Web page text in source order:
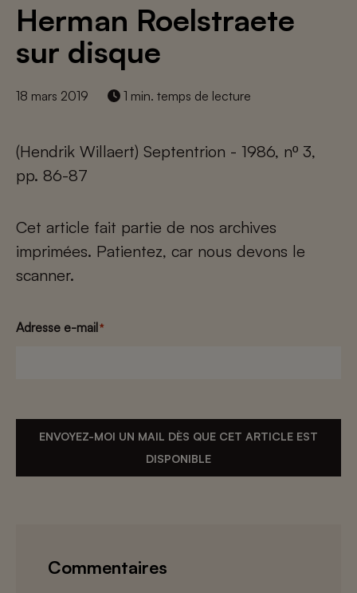
Herman Roelstraete
sur disque
18 mars 2019 1 min. temps de lecture
(Hendrik Willaert) Septentrion - 1986, nº 3,
pp. 86-87
Cet article fait partie de nos archives
imprimées. Patientez, car nous devons le
scanner.
Adresse e-mail*
ENVOYEZ-MOI UN MAIL DÈS QUE CET ARTICLE EST
DISPONIBLE
Commentaires